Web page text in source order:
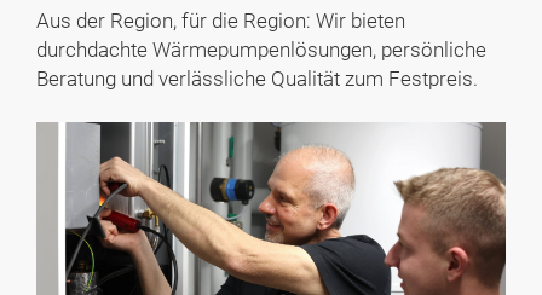
Aus der Region, für die Region: Wir bieten
durchdachte Wärmepumpenlösungen, persönliche
Beratung und verlässliche Qualität zum Festpreis.